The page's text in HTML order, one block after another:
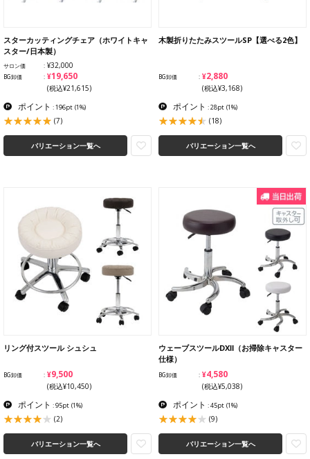
スターカッティングチェア（ホワイトキャ
スター/日本製）
サロン価 ¥32,000
BG卸価 ¥19,650
(税込¥21,615)
ポイント : 196pt (1%)
(7)
バリエーション一覧へ
木製折りたたみスツールSP【選べる2色】
BG卸価 ¥2,880
(税込¥3,168)
ポイント : 28pt (1%)
(18)
バリエーション一覧へ
リング付スツール シュシュ
BG卸価 ¥9,500
(税込¥10,450)
ポイント : 95pt (1%)
(2)
バリエーション一覧へ
ウェーブスツールDXⅡ（お掃除キャスター
仕様）
BG卸価 ¥4,580
(税込¥5,038)
ポイント : 45pt (1%)
(9)
バリエーション一覧へ